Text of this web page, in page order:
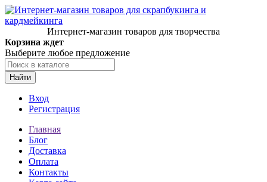
Интернет-магазин товаров для творчества
Корзина ждет
Выберите любое предложение
Найти
Вход
Регистрация
Главная
Блог
Доставка
Оплата
Контакты